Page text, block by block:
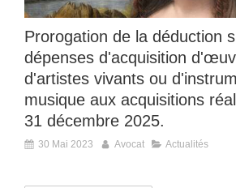
Prorogation de la déduction
dépenses d'acquisition
d'artistes vivants ou
musique aux acquisitions
31 décembre 2025.
30 Mai 2023 Avocat Actualités